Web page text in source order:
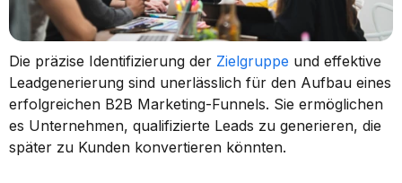
Die präzise Identifizierung der Zielgruppe und effektive
Leadgenerierung sind unerlässlich für den Aufbau eines
erfolgreichen B2B Marketing-Funnels. Sie ermöglichen
es Unternehmen, qualifizierte Leads zu generieren, die
später zu Kunden konvertieren könnten.